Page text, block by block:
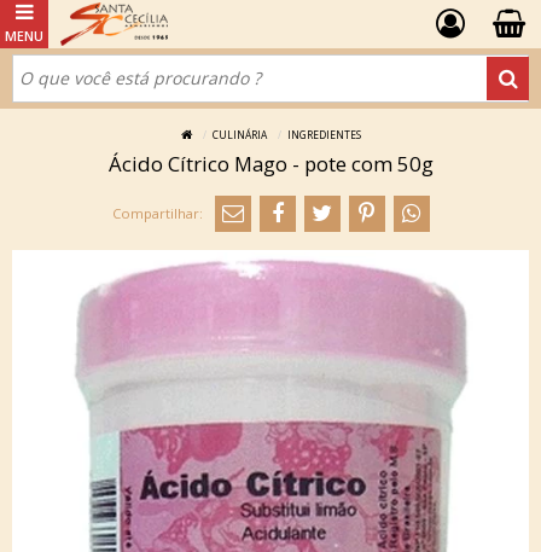
CULINÁRIA INGREDIENTES
Ácido Cítrico Mago - pote com 50g